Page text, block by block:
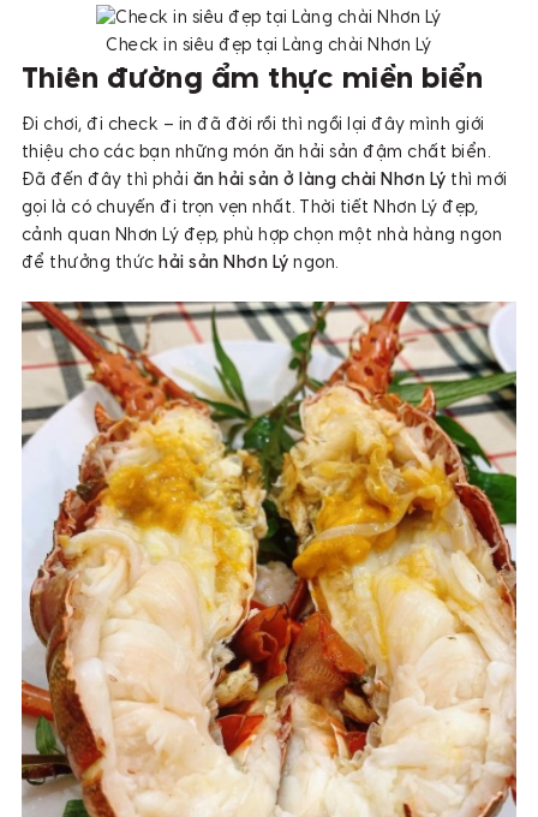
Check in siêu đẹp tại Làng chài Nhơn Lý
Thiên đường ẩm thực miền biển
Đi chơi, đi check – in đã đời rồi thì ngồi lại đây mình giới
thiệu cho các bạn những món ăn hải sản đậm chất biển.
Đã đến đây thì phải ăn hải sản ở làng chài Nhơn Lý thì mới
gọi là có chuyến đi trọn vẹn nhất. Thời tiết Nhơn Lý đẹp,
cảnh quan Nhơn Lý đẹp, phù hợp chọn một nhà hàng ngon
để thưởng thức hải sản Nhơn Lý ngon.